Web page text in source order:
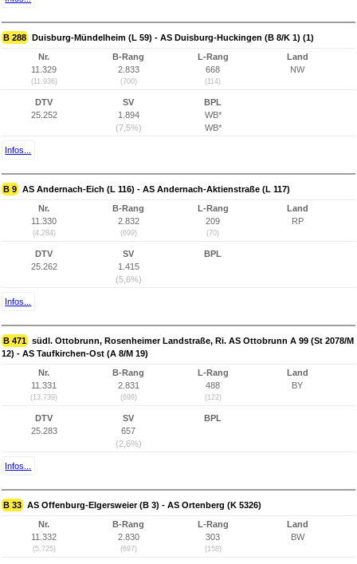
B 288 Duisburg-Mündelheim (L 59) - AS Duisburg-Huckingen (B 8/K 1) (1)
Nr.
11.329
(11.936)
B-Rang
2.833
(700)
L-Rang
668
(114)
Land
NW
DTV
25.252
SV
1.894
(7,5%)
BPL
WB*
WB*
Infos...
B 9 AS Andernach-Eich (L 116) - AS Andernach-Aktienstraße (L 117)
Nr.
11.330
(4.284)
B-Rang
2.832
(699)
L-Rang
209
(70)
Land
RP
DTV
25.262
SV
1.415
(5,6%)
BPL
Infos...
B 471 südl. Ottobrunn, Rosenheimer Landstraße, Ri. AS Ottobrunn A 99 (St 2078/M
12) - AS Taufkirchen-Ost (A 8/M 19)
Nr.
11.331
(13.739)
B-Rang
2.831
(698)
L-Rang
488
(122)
Land
BY
DTV
25.283
SV
657
(2,6%)
BPL
Infos...
B 33 AS Offenburg-Elgersweier (B 3) - AS Ortenberg (K 5326)
Nr.
11.332
(5.725)
B-Rang
2.830
(697)
L-Rang
303
(158)
Land
BW